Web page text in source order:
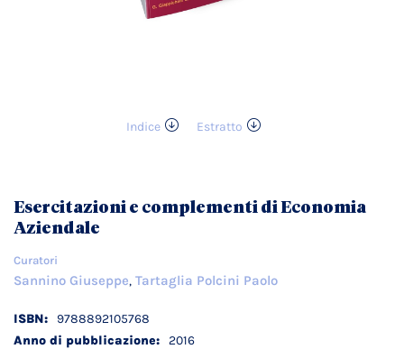
Indice
Estratto
galleria
di
immagini
Esercitazioni e complementi di Economia
Aziendale
Curatori
Sannino Giuseppe, Tartaglia Polcini Paolo
Dettagli
tecnici
9788892105768
2016